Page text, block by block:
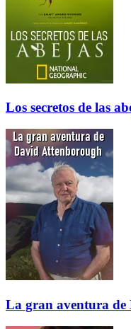
Los secretos de las
La gran aventura